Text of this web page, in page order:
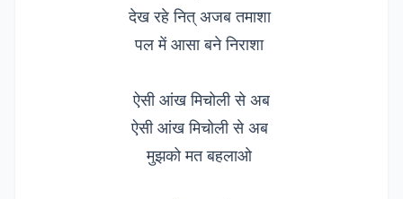
देख रहे नित् अजब तमाशा
पल में आसा बने निराशा
ऐसी आंख मिचोली से अब
ऐसी आंख मिचोली से अब
मुझको मत बहलाओ